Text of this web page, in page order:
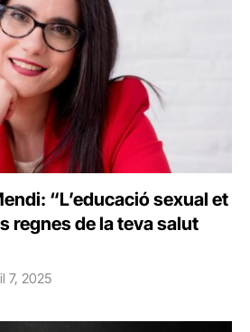
“L’educació sexual et
regnes de la teva salut
7, 2025